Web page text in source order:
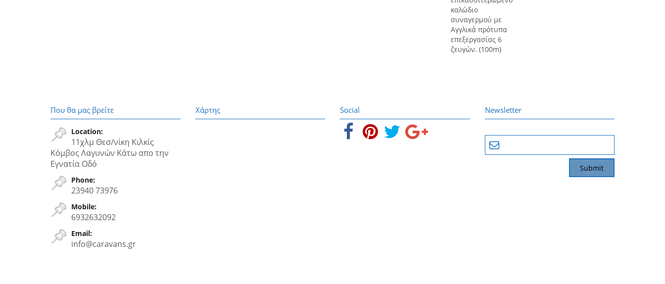
καλώδιο
συναγερμού με
Αγγλικά πρότυπα
επεξεργασίας 6
ζευγών. (100m)
Που θα μας βρείτε
Location:
11χλμ Θεσ/νίκη Κιλκίς
Κόμβος Λαγυνών Κάτω απο την
Εγνατία Oδό
Phone:
23940 73976
Mobile:
6932632092
Email:
info@caravans.gr
Χάρτης Social Newsletter